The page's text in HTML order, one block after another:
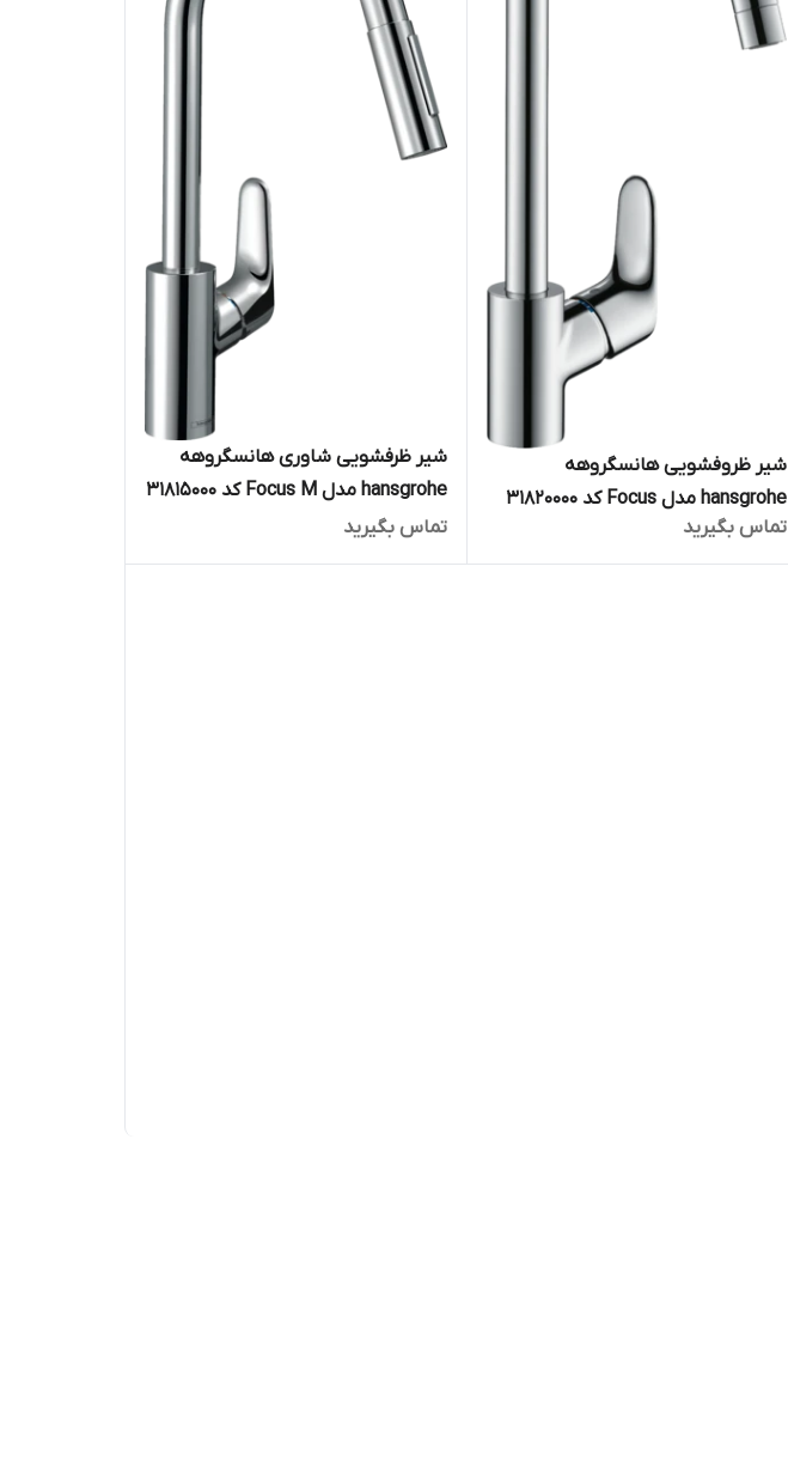
شیر ظروفشویی هانسگروهه
hansgrohe مدل Focus کد 31820000
تماس بگیرید
شیر ظرفشویی شاوری هانسگروهه
hansgrohe مدل Focus M کد 31815000
تماس بگیرید